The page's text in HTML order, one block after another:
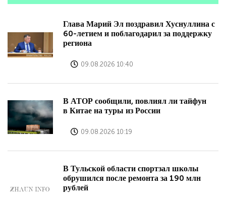
Глава Марий Эл поздравил Хуснуллина с
60-летием и поблагодарил за поддержку
региона
09.08.2026 10:40
В АТОР сообщили, повлиял ли тайфун
в Китае на туры из России
09.08.2026 10:19
В Тульской области спортзал школы
обрушился после ремонта за 190 млн
рублей